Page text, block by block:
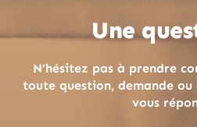
Une
N’hésitez pas à prendre
toute question, demande
vous